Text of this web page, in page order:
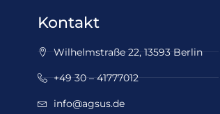
Kontakt
Wilhelmstraße 22, 13593 Berlin
+49 30 – 41777012
info@agsus.de